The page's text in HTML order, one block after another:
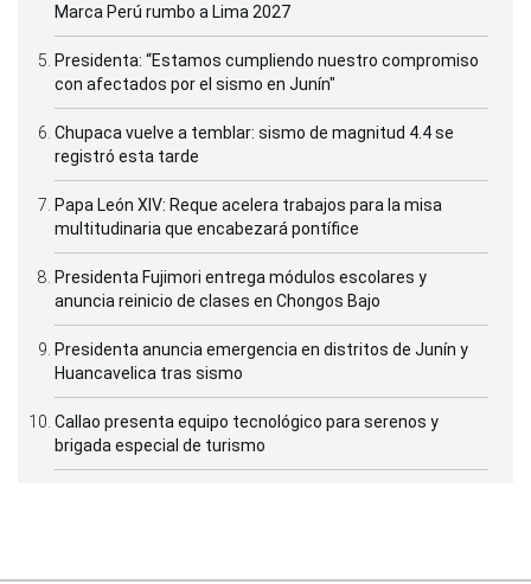
Marca Perú rumbo a Lima 2027
Presidenta: “Estamos cumpliendo nuestro compromiso
con afectados por el sismo en Junín"
Chupaca vuelve a temblar: sismo de magnitud 4.4 se
registró esta tarde
Papa León XIV: Reque acelera trabajos para la misa
multitudinaria que encabezará pontífice
Presidenta Fujimori entrega módulos escolares y
anuncia reinicio de clases en Chongos Bajo
Presidenta anuncia emergencia en distritos de Junín y
Huancavelica tras sismo
Callao presenta equipo tecnológico para serenos y
brigada especial de turismo